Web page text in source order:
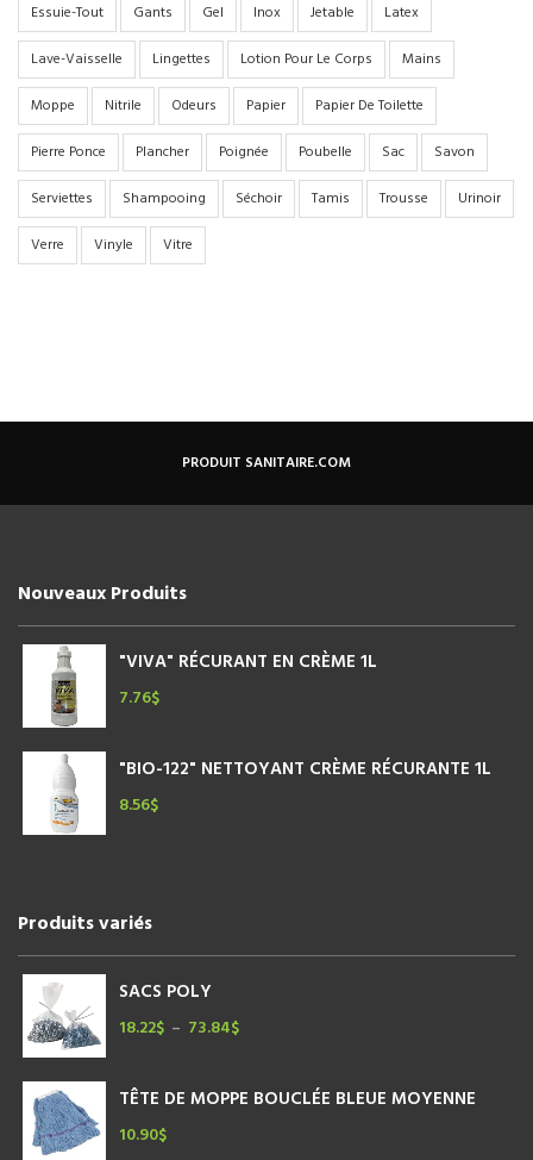
Essuie-Tout
Gants Gel Inox Jetable
Latex
Lave-Vaisselle
Lingettes Lotion Pour Le Corps
Mains
Moppe
Nitrile Odeurs Papier
Papier De Toilette
Pierre Ponce
Plancher Poignée Poubelle Sac
Savon
Serviettes
Shampooing Séchoir Tamis Trousse
Urinoir
Verre
Vinyle Vitre
PRODUIT SANITAIRE.COM
Nouveaux Produits
"VIVA" RÉCURANT EN CRÈME 1L
7.76$
"BIO-122" NETTOYANT CRÈME RÉCURANTE 1L
8.56$
Produits variés
SACS POLY
18.22$ – 73.84$Plage
18.22$
TÊTE DE MOPPE BOUCLÉE BLEUE MOYENNE
10.90$